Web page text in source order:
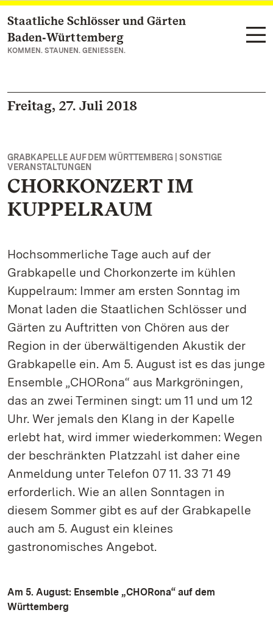
Zum Hauptinhalt springen
Staatliche Schlösser und Gärten
Baden‑Württemberg
KOMMEN. STAUNEN. GENIESSEN.
Freitag, 27. Juli 2018
GRABKAPELLE AUF DEM WÜRTTEMBERG | SONSTIGE
VERANSTALTUNGEN
CHORKONZERT IM
KUPPELRAUM
Hochsommerliche Tage auch auf der
Grabkapelle und Chorkonzerte im kühlen
Kuppelraum: Immer am ersten Sonntag im
Monat laden die Staatlichen Schlösser und
Gärten zu Auftritten von Chören aus der
Region in der überwältigenden Akustik der
Grabkapelle ein. Am 5. August ist es das junge
Ensemble „CHORona“ aus Markgröningen,
das an zwei Terminen singt: um 11 und um 12
Uhr. Wer jemals den Klang in der Kapelle
erlebt hat, wird immer wiederkommen: Wegen
der beschränkten Platzzahl ist daher eine
Anmeldung unter Telefon 07 11. 33 71 49
erforderlich. Wie an allen Sonntagen in
diesem Sommer gibt es auf der Grabkapelle
auch am 5. August ein kleines
gastronomisches Angebot.
Am 5. August: Ensemble „CHORona“ auf dem
Württemberg